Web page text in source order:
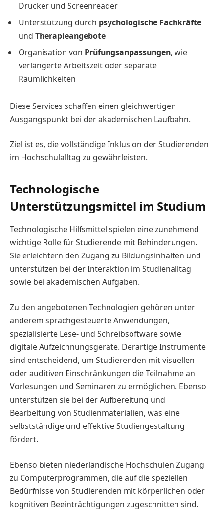
Drucker und Screenreader
Unterstützung durch psychologische Fachkräfte
und Therapieangebote
Organisation von Prüfungsanpassungen, wie
verlängerte Arbeitszeit oder separate
Räumlichkeiten
Diese Services schaffen einen gleichwertigen
Ausgangspunkt bei der akademischen Laufbahn.
Ziel ist es, die vollständige Inklusion der Studierenden
im Hochschulalltag zu gewährleisten.
Technologische
Unterstützungsmittel im Studium
Technologische Hilfsmittel spielen eine zunehmend
wichtige Rolle für Studierende mit Behinderungen.
Sie erleichtern den Zugang zu Bildungsinhalten und
unterstützen bei der Interaktion im Studienalltag
sowie bei akademischen Aufgaben.
Zu den angebotenen Technologien gehören unter
anderem sprachgesteuerte Anwendungen,
spezialisierte Lese- und Schreibsoftware sowie
digitale Aufzeichnungsgeräte. Derartige Instrumente
sind entscheidend, um Studierenden mit visuellen
oder auditiven Einschränkungen die Teilnahme an
Vorlesungen und Seminaren zu ermöglichen. Ebenso
unterstützen sie bei der Aufbereitung und
Bearbeitung von Studienmaterialien, was eine
selbstständige und effektive Studiengestaltung
fördert.
Ebenso bieten niederländische Hochschulen Zugang
zu Computerprogrammen, die auf die speziellen
Bedürfnisse von Studierenden mit körperlichen oder
kognitiven Beeinträchtigungen zugeschnitten sind.